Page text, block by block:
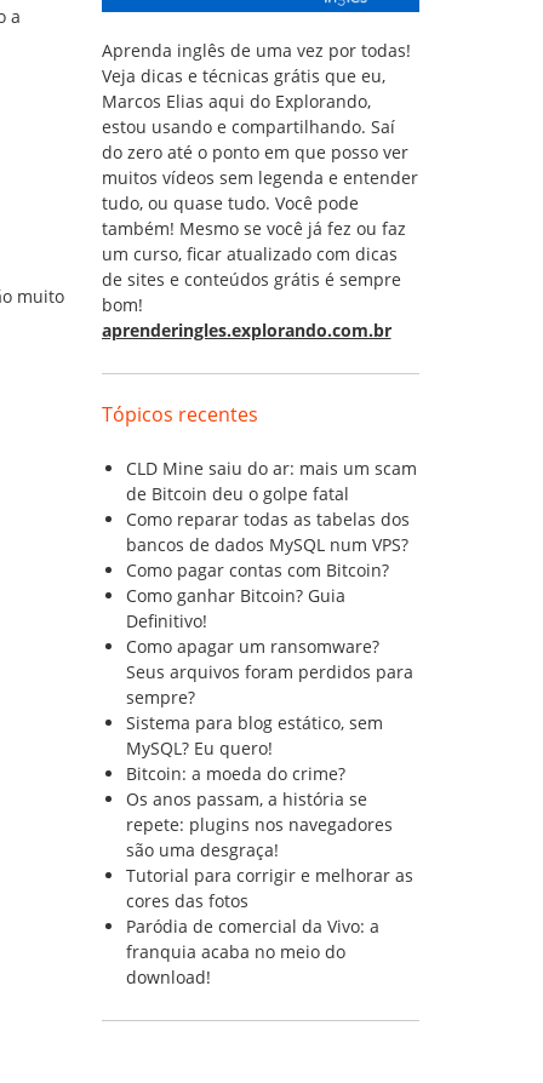
a
muito
Aprenda inglês de uma vez por todas!
Veja dicas e técnicas grátis que eu,
Marcos Elias aqui do Explorando,
estou usando e compartilhando. Saí
do zero até o ponto em que posso ver
muitos vídeos sem legenda e entender
tudo, ou quase tudo. Você pode
também! Mesmo se você já fez ou faz
um curso, ficar atualizado com dicas
de sites e conteúdos grátis é sempre
bom!
aprenderingles.explorando.com.br
Tópicos recentes
CLD Mine saiu do ar: mais um scam
de Bitcoin deu o golpe fatal
Como reparar todas as tabelas dos
bancos de dados MySQL num VPS?
Como pagar contas com Bitcoin?
Como ganhar Bitcoin? Guia
Definitivo!
Como apagar um ransomware?
Seus arquivos foram perdidos para
sempre?
Sistema para blog estático, sem
MySQL? Eu quero!
Bitcoin: a moeda do crime?
Os anos passam, a história se
repete: plugins nos navegadores
são uma desgraça!
Tutorial para corrigir e melhorar as
cores das fotos
Paródia de comercial da Vivo: a
franquia acaba no meio do
download!